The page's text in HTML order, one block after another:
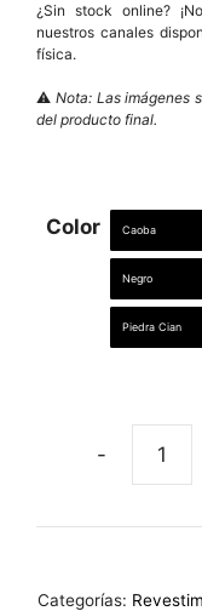
¿Sin stock online?
nuestros canales
física.
⚠️ Nota: Las imágenes
del producto final.
Color Caoba
Negro
Piedra Cian
Categorías: